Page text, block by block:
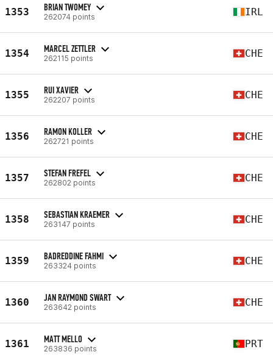
1353 BRIAN TWOMEY
262074 points IRL
1354 MARCEL ZETTLER
262115 points CHE
1355 RUI XAVIER
262207 points CHE
1356 RAMON KOLLER
262721 points CHE
1357 STEFAN FREFEL
262802 points CHE
1358 SEBASTIAN KRAEMER
263147 points CHE
1359 BADREDDINE FAHMI
263324 points CHE
1360 JAN RAYMOND SWART
263642 points CHE
1361 MATT MELLO
263836 points PRT